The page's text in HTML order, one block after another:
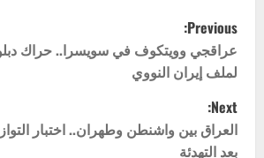
P
o
s
t
Previous:
عراقجي وويتكوف في سويسرا.. حراك
لملف إيران النووي
Next:
العراق بين واشنطن وطهران.. اختبار
بعد التهدئة